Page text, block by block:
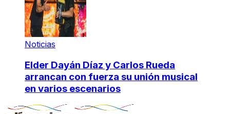
Noticias
Elder Dayán Díaz y Carlos Rueda
arrancan con fuerza su unión musical
en varios escenarios